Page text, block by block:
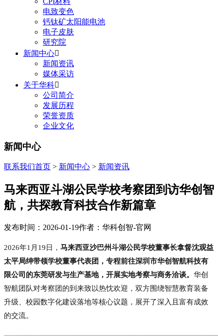
电致变色
钙钛矿太阳能电池
电子皮肤
研究院
新闻中心
新闻资讯
媒体采访
关于华科
公司简介
发展历程
荣誉资质
企业文化
新闻中心
联系我们首页 > 新闻中心 > 新闻资讯
马来西亚斗湖公民学校考察团到访华创智
航，共探教育科技合作新篇章
发布时间：2026-01-19作者：华科创智-官网
2026年1月19日， 马来西亚沙巴州斗湖公民学校董事长拿督沈观益
太平局绅带领学校董事代表团，专程前往深圳市华创智航科技有
限公司的东莞研发与生产基地，开展实地考察与商务洽谈。 华创
智航团队对考察团的到来致以热忱欢迎，双方围绕智慧教育装备
升级、校园数字化建设落地等核心议题，展开了深入且富有成效
的交流。